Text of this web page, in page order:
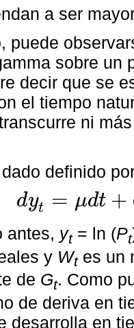
a ser
puede
sobre un
decir que se
el tiempo
ni
definido
dyt = μdt +
dyt =μd +θdg + σdWg ,
antes, yt= ln (Pt
y Wtes un
de Gt. Como
de deriva en
desarrolla en